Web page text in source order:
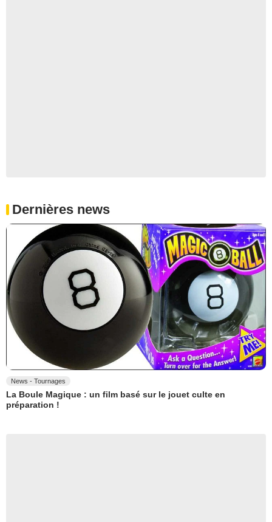
Dernières news
News - Tournages
La Boule Magique : un film basé sur le jouet culte en
préparation !